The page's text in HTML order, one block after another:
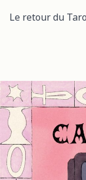
Le retour du